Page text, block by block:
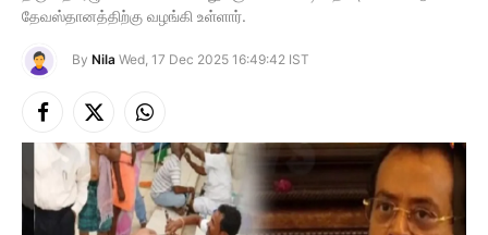
தேவஸ்தானத்திற்கு வழங்கி உள்ளார்.
By Nila Wed, 17 Dec 2025 16:49:42 IST
Facebook
X
(Twitter)
Instagram